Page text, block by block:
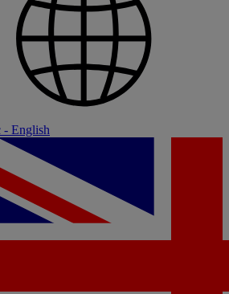
- English